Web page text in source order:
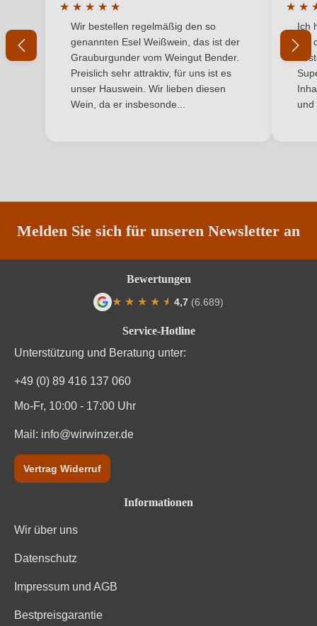
Rebsorte Dornfelder
Region Rheinhessen
Traubenfarbe Rot
Ihr Passwort
Ich habe mein Passwort vergessen
★ ★ ★ ★ ★
Durchschnittliche Bewertung von 5 von 5 Sternen
Wir bestellen regelmäßig den so
genannten Esel Weißwein, das ist der
Grauburgunder vom Weingut Bender.
Preislich sehr attraktiv, für uns ist es
unser Hauswein. Wir lieben diesen
Wein, da er insbesonde...
★ ★
Ich
mit
und
Melden Sie sich für unseren Newsletter an
Service-Hotline
Unterstützung und Beratung unter:
+49 (0) 89 416 137 060
Mo-Fr, 10:00 - 17:00 Uhr
Mail: info@wirwinzer.de
Vertrag Widerruf
Informationen
Wir über uns
Datenschutz
Impressum und AGB
Bestpreisgarantie
Bewertungen
★ ★ ★ ★ ★
★ 4,7 (6.689)